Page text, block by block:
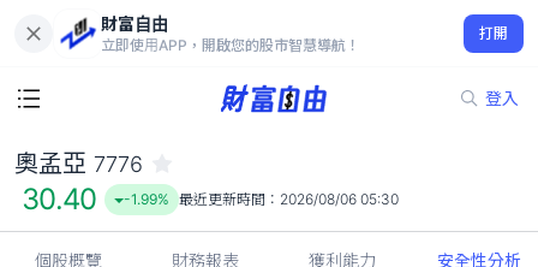
財富自由
立即使用APP，開啟您的股市智慧導航！
打開
登入
30.40
-1.99%
奧孟亞 7776
30.40 -1.99% 最近更新時間： 2026/08/06 05:30
個股概覽 財務報表 獲利能力 安全性分析